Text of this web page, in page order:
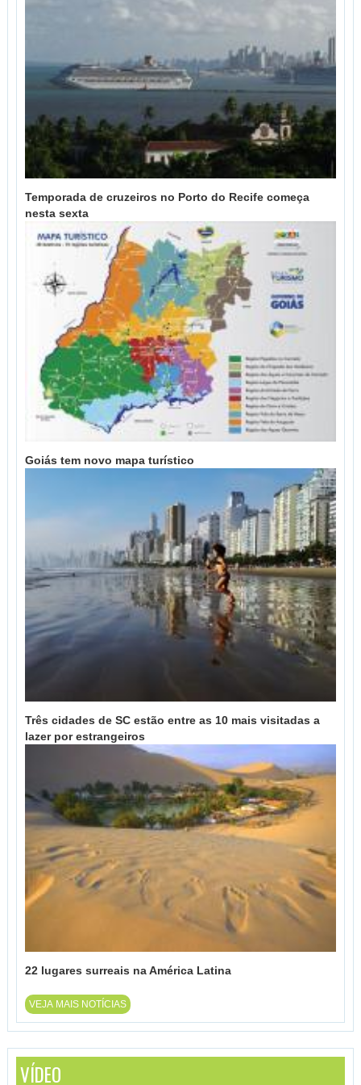
Temporada de cruzeiros no Porto do Recife começa
nesta sexta
Goiás tem novo mapa turístico
Três cidades de SC estão entre as 10 mais visitadas a
lazer por estrangeiros
22 lugares surreais na América Latina
VEJA MAIS NOTÍCIAS
VÍDEO